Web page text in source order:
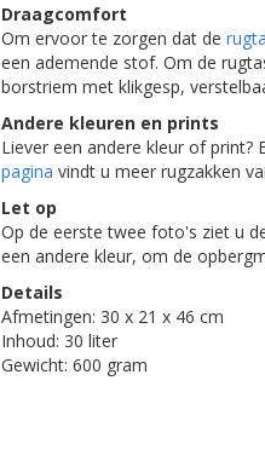
Draagcomfort
Om ervoor te zorgen dat de
een ademende stof. Om de
borstriem met klikgesp,
Andere kleuren en prints
Liever een andere kleur of print?
pagina vindt u meer rugzakken
Let op
Op de eerste twee foto's ziet u
een andere kleur, om de
Details
Afmetingen: 30 x 21 x 46 cm
Inhoud: 30 liter
Gewicht: 600 gram